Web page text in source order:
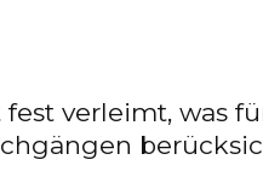
fest verleimt, was